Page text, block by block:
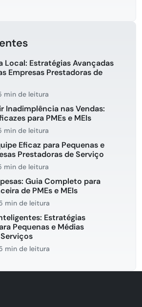
Local: Estratégias Avançadas
Empresas Prestadoras de
min de leitura
Inadimplência nas Vendas:
para PMEs e MEIs
min de leitura
Eficaz para Pequenas e
Prestadoras de Serviço
min de leitura
Guia Completo para
de PMEs e MEIs
min de leitura
Estratégias
Pequenas e Médias
min de leitura